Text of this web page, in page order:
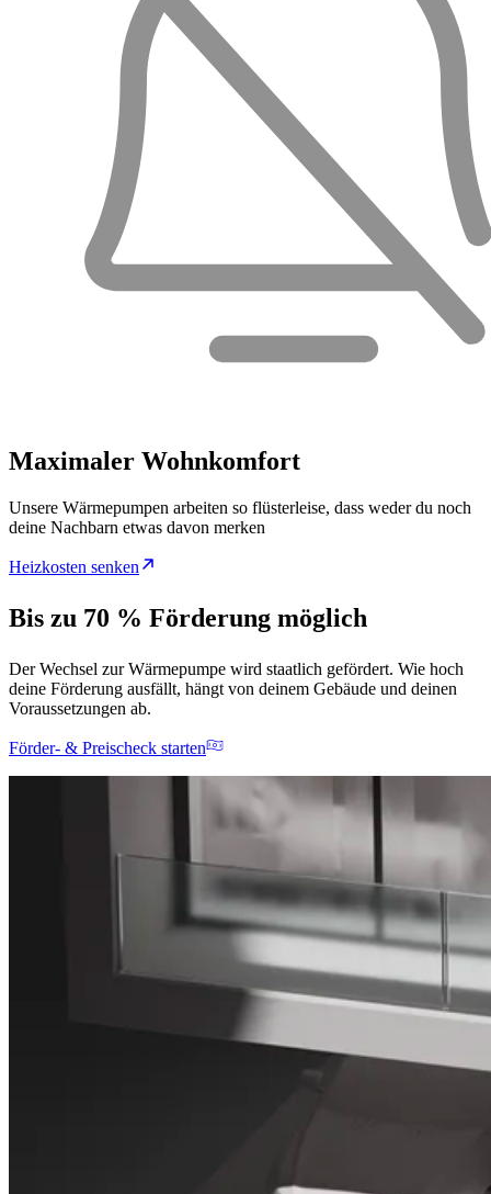
Maximaler Wohnkomfort
Unsere Wärmepumpen arbeiten so flüsterleise, dass weder du noch
deine Nachbarn etwas davon merken
Heizkosten senken
Bis zu 70 % Förderung möglich
Der Wechsel zur Wärmepumpe wird staatlich gefördert. Wie hoch
deine Förderung ausfällt, hängt von deinem Gebäude und deinen
Voraussetzungen ab.
Förder- & Preischeck starten